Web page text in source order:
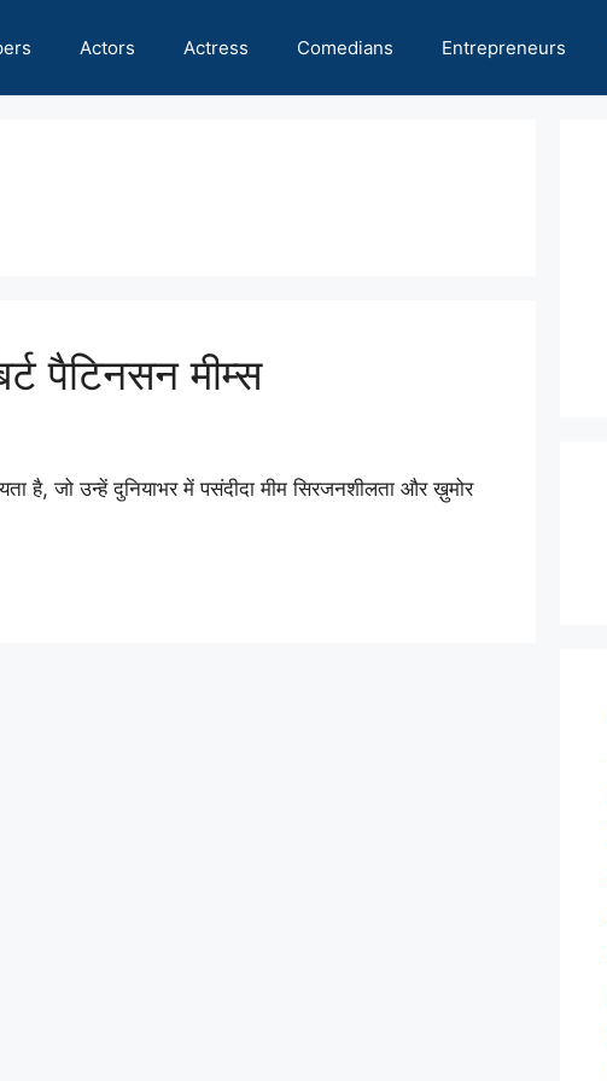
Actors Actress Comedians Entrepreneurs
पैटिनसन मीम्स
जो उन्हें दुनियाभर में पसंदीदा मीम सिरजनशीलता और ख़ुमोर